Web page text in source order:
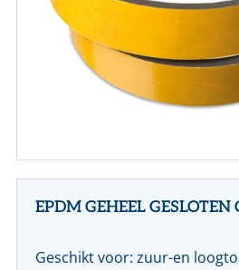
CONTACT
EPDM GEHEEL
Geschikt voor: zuur-en